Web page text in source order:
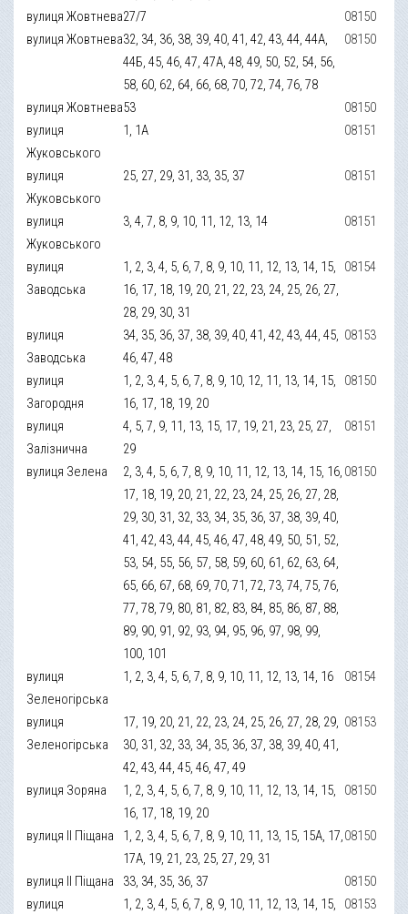
вулиця Жовтнева27/7
08150
вулиця Жовтнева32, 34, 36, 38, 39, 40, 41, 42, 43, 44, 44А,
44Б, 45, 46, 47, 47А, 48, 49, 50, 52, 54, 56,
58, 60, 62, 64, 66, 68, 70, 72, 74, 76, 78
08150
вулиця Жовтнева53
08150
вулиця
Жуковського
1, 1А 08151
вулиця
Жуковського
25, 27, 29, 31, 33, 35, 37 08151
вулиця
Жуковського
3, 4, 7, 8, 9, 10, 11, 12, 13, 14 08151
вулиця
Заводська
1, 2, 3, 4, 5, 6, 7, 8, 9, 10, 11, 12, 13, 14, 15,
16, 17, 18, 19, 20, 21, 22, 23, 24, 25, 26, 27,
28, 29, 30, 31
08154
вулиця
Заводська
34, 35, 36, 37, 38, 39, 40, 41, 42, 43, 44, 45,
46, 47, 48
08153
вулиця
Загородня
1, 2, 3, 4, 5, 6, 7, 8, 9, 10, 12, 11, 13, 14, 15,
16, 17, 18, 19, 20
08150
вулиця
Залізнична
4, 5, 7, 9, 11, 13, 15, 17, 19, 21, 23, 25, 27,
29
08151
вулиця Зелена
2, 3, 4, 5, 6, 7, 8, 9, 10, 11, 12, 13, 14, 15, 16,
17, 18, 19, 20, 21, 22, 23, 24, 25, 26, 27, 28,
29, 30, 31, 32, 33, 34, 35, 36, 37, 38, 39, 40,
41, 42, 43, 44, 45, 46, 47, 48, 49, 50, 51, 52,
53, 54, 55, 56, 57, 58, 59, 60, 61, 62, 63, 64,
65, 66, 67, 68, 69, 70, 71, 72, 73, 74, 75, 76,
77, 78, 79, 80, 81, 82, 83, 84, 85, 86, 87, 88,
89, 90, 91, 92, 93, 94, 95, 96, 97, 98, 99,
100, 101
08150
вулиця
Зеленогірська
1, 2, 3, 4, 5, 6, 7, 8, 9, 10, 11, 12, 13, 14, 16 08154
вулиця
Зеленогірська
17, 19, 20, 21, 22, 23, 24, 25, 26, 27, 28, 29,
30, 31, 32, 33, 34, 35, 36, 37, 38, 39, 40, 41,
42, 43, 44, 45, 46, 47, 49
08153
вулиця Зоряна
1, 2, 3, 4, 5, 6, 7, 8, 9, 10, 11, 12, 13, 14, 15,
16, 17, 18, 19, 20
08150
вулиця ІІ Піщана
1, 2, 3, 4, 5, 6, 7, 8, 9, 10, 11, 13, 15, 15А, 17,
17А, 19, 21, 23, 25, 27, 29, 31
08150
вулиця ІІ Піщана 33, 34, 35, 36, 37
08150
вулиця
1, 2, 3, 4, 5, 6, 7, 8, 9, 10, 11, 12, 13, 14, 15,
08153